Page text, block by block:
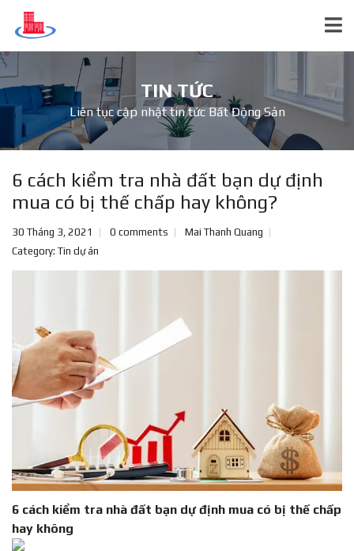
TIN TỨC
Liên tục cập nhật tin tức Bất Động Sản
6 cách kiểm tra nhà đất bạn dự định
mua có bị thế chấp hay không?
30 Tháng 3, 2021 0 comments
Mai Thanh Quang
Category: Tin dự án
6 cách kiểm tra nhà đất bạn dự định mua có bị thế chấp
hay không